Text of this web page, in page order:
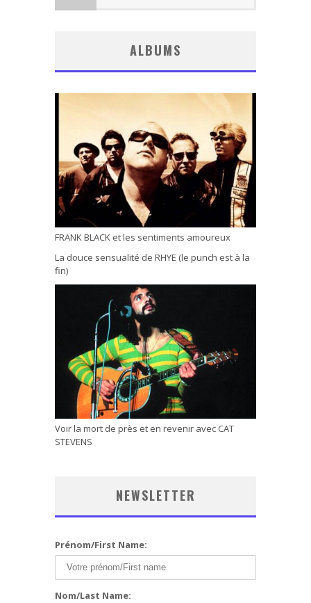
ALBUMS
FRANK BLACK et les sentiments amoureux
La douce sensualité de RHYE (le punch est à la
fin)
Voir la mort de près et en revenir avec CAT
STEVENS
NEWSLETTER
Prénom/First Name:
Nom/Last Name: